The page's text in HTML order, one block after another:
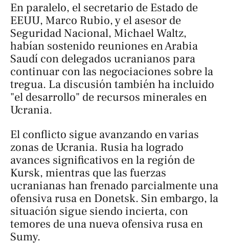
En paralelo, el secretario de Estado de
EEUU, Marco Rubio, y el asesor de
Seguridad Nacional, Michael Waltz,
habían sostenido reuniones en Arabia
Saudí con delegados ucranianos para
continuar con las negociaciones sobre la
tregua. La discusión también ha incluido
"el desarrollo" de recursos minerales en
Ucrania.
El conflicto sigue avanzando en varias
zonas de Ucrania. Rusia ha logrado
avances significativos en la región de
Kursk, mientras que las fuerzas
ucranianas han frenado parcialmente una
ofensiva rusa en Donetsk. Sin embargo, la
situación sigue siendo incierta, con
temores de una nueva ofensiva rusa en
Sumy.